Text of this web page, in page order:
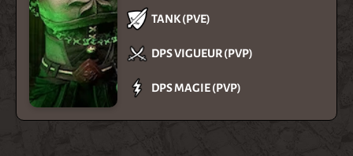
TANK (PVE)
DPS VIGUEUR (PVP)
DPS MAGIE (PVP)